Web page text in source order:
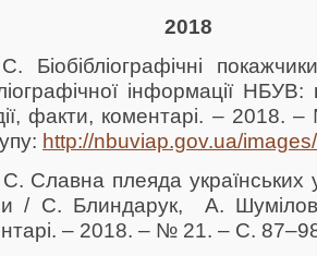
2018
Біобібліографічні
інформації
факти, коментарі. –
http://nbuviap.gov.ua/
Славна плеяда українських
/ С. Блиндарук, А.
– 2018. – № 21. – С.